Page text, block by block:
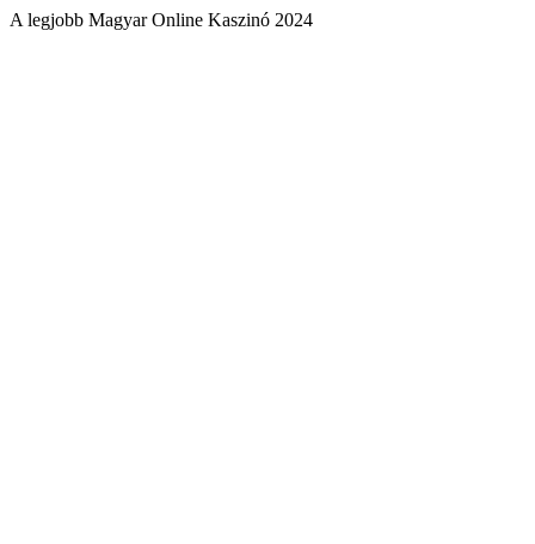
A legjobb Magyar Online Kaszinó 2024